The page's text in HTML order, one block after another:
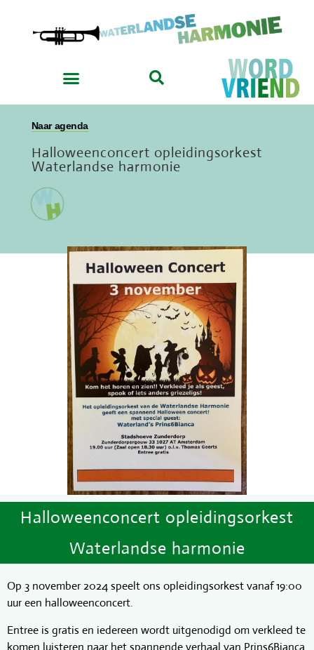
Naar agenda
Halloweenconcert opleidingsorkest
Waterlandse harmonie
Halloweenconcert opleidingsorkest
Waterlandse harmonie
Op 3 november 2024 speelt ons opleidingsorkest vanaf 19:00
uur een halloweenconcert.
Entree is gratis en iedereen wordt uitgenodigd om verkleed te
komen luisteren naar het spannende verhaal van Prins6Bianca